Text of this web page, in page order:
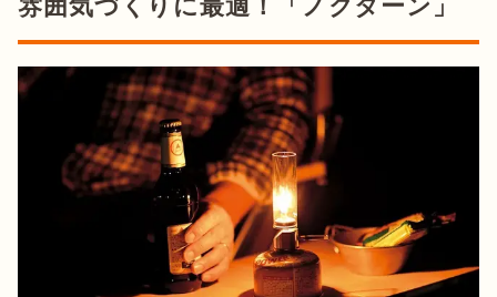
雰囲気づくりに最適！「ノクターン」